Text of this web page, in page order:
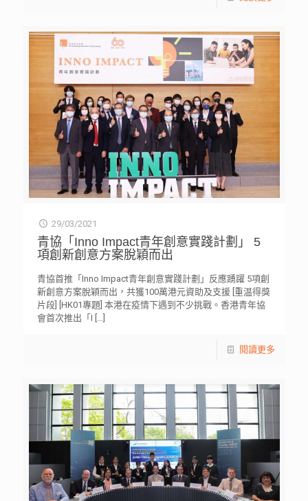
29/03/2021
青協「Inno Impact青年創意實踐計劃」 5
項創新創意方案脫穎而出
青協首推「Inno Impact青年創意實踐計劃」反應踴躍 5項創
新創意方案脫穎而出，共獲100萬港元資助及支援 [重温得獎
片段] [HK01專題] 本港在疫情下遇到不少挑戰。香港青年協
會首次推出「I […]
閱讀更多